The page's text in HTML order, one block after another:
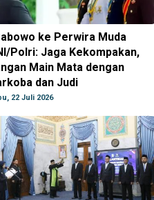
ke Perwira Muda
Polri: Jaga Kekompakan,
Main Mata dengan
dan Judi
22 Juli 2026